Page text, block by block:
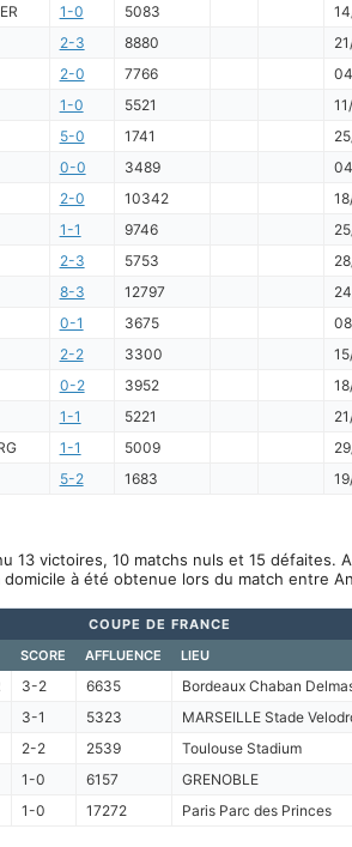
1-0 5083
2-3 8880
2-0 7766
1-0 5521
5-0 1741
0-0 3489
2-0 10342
1-1 9746
2-3 5753
8-3 12797
0-1 3675
2-2 3300
0-2 3952
1-1 5221
1-1 5009
5-2 1683
13 victoires, 10 matchs nuls et 15 défaites.
à été obtenue lors du match entre
COUPE DE FRANCE
SCORE AFFLUENCE LIEU
3-2 6635
Bordeaux Chaban
3-1 5323
MARSEILLE Stade
2-2 2539
Toulouse Stadium
1-0 6157
GRENOBLE
1-0 17272 Paris Parc des Princes